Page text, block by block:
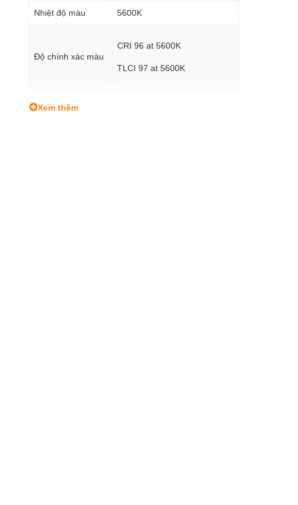
Nhiệt độ màu 5600K
Độ chính xác màu
CRI 96 at 5600K
TLCI 97 at 5600K
Xem thêm